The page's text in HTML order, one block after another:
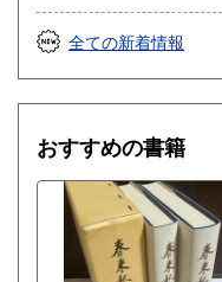
全ての新着情報
おすすめの書籍